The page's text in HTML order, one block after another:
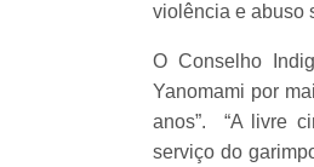
violência e abuso
O Conselho
Yanomami por
anos”. “A livre
serviço do